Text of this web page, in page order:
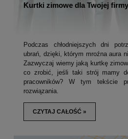
Kurtki zimowe dla Twojej firmy
Podczas chłodniejszych dni
ubrań, dzięki, którym mroźna aura
Zazwyczaj wiemy jaką kurtkę
co zrobić, jeśli taki strój mamy
pracowników? W tym tekście
rozwiązania.
CZYTAJ CAŁOŚĆ »